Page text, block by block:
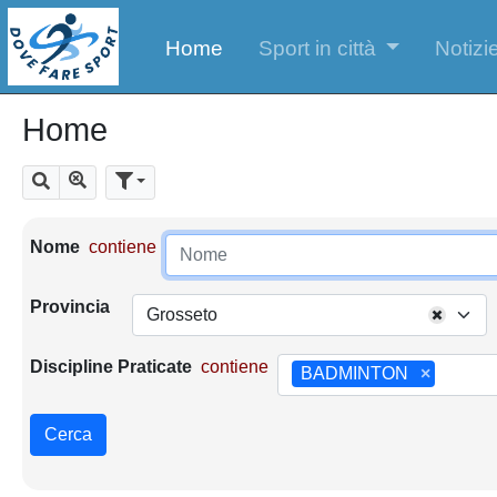
Home Sport in città
Home
Cerca Mostra tutti i risultati
Parametri di ricerca
Nome contiene
Provincia Grosseto
Discipline Praticate contiene ×
BADMINTON
Cerca